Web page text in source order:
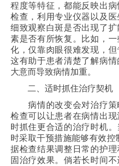
程度等特征，都能反映出
检查，利用专业仪器以及
细致观察白斑是否出现了
素是否有所恢复。比如，
化，仅靠肉眼很难发现，但
这有助于患者清楚了解病
大意而导致病情加重。
二、适时抓住治疗契机
病情的改变会对治疗策
检查可以让患者在病情出
时抓住更合适的治疗时机
时采取干预措施能够有效
据检查结果调整日常的护
固治疗效果。倘若长时间